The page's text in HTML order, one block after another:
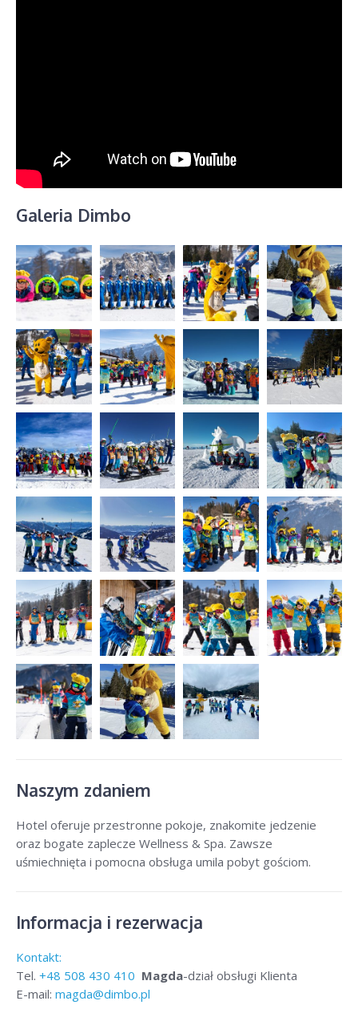
Galeria Dimbo
Naszym zdaniem
Hotel oferuje przestronne pokoje, znakomite jedzenie
oraz bogate zaplecze Wellness & Spa. Zawsze
uśmiechnięta i pomocna obsługa umila pobyt gościom.
Informacja i rezerwacja
Kontakt:
Tel. +48 508 430 410 Magda-dział obsługi Klienta
E-mail: magda@dimbo.pl